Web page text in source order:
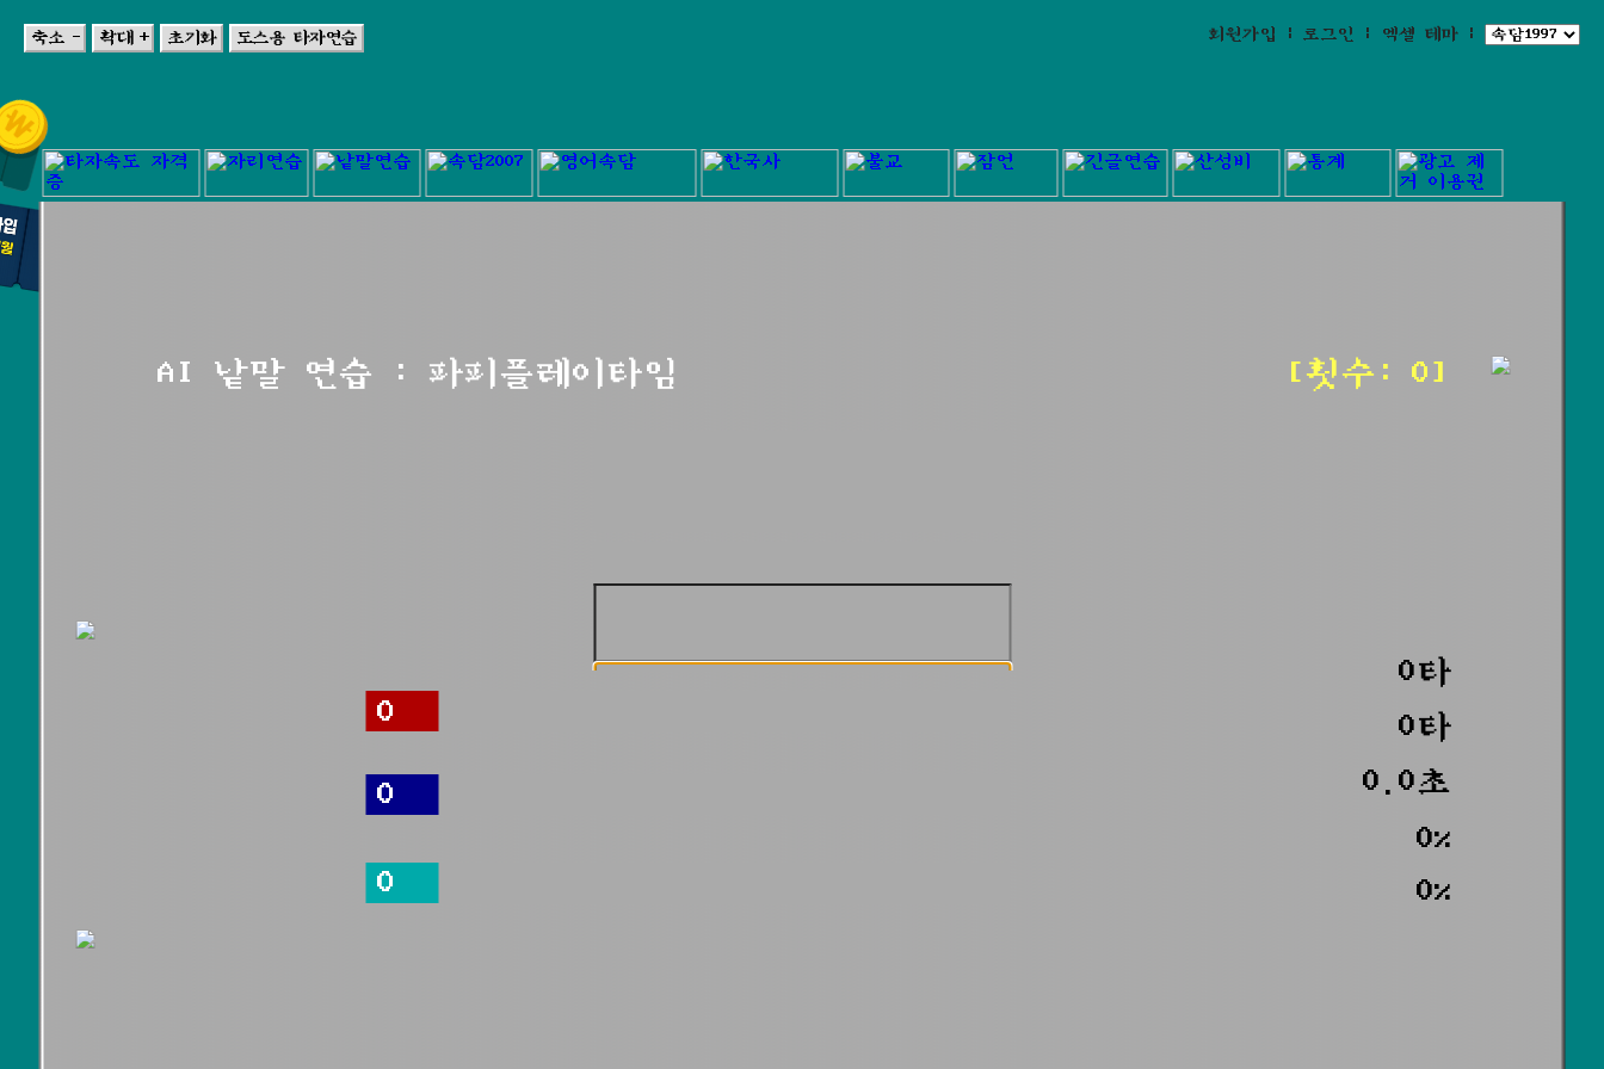
AI 낱말 연습 : 파피플레이타임 [횟수: 0]
0
0
0
0타
0타
0.0초
0%
0%
축소 - 확대 + 초기화 도스용 타자연습 회원가입 | 로그인 | 엑셀 테마|